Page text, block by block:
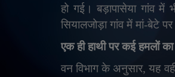
हो गई। बड़ापासेया गांव में
सियालजोड़ा गांव में मां-बेटे
एक ही हाथी पर कई हमलों
वन विभाग के अनुसार,यह